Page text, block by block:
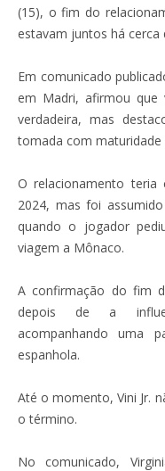
(15), o fim do
estavam juntos há cerca
Em comunicado
em Madri, afirmou
verdadeira, mas
tomada com maturidade
O relacionamento
2024, mas foi
quando o jogador
viagem a Mônaco.
A confirmação do fim
depois de a
acompanhando uma
espanhola.
Até o momento, Vini Jr.
o término.
No comunicado,